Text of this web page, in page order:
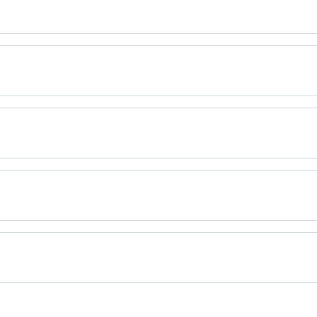
kwasem poliglutaminowym, który nawilża skórę i
jak klej i wpływa pozytywnie na trwałość makijażu.
Butylene Glycol , Pvp, Acer Saccharum Extract/ Sugar
Isopropyl Titanium Triisostearate, Hydroxypropyltrimonium
Ethylhexylglycerin, Polyglutamic Acid, Polyglyceryl-4
(F.I.L. N70044839/2).
przy używaniu tego produktu w normalnych lub racjonalnie